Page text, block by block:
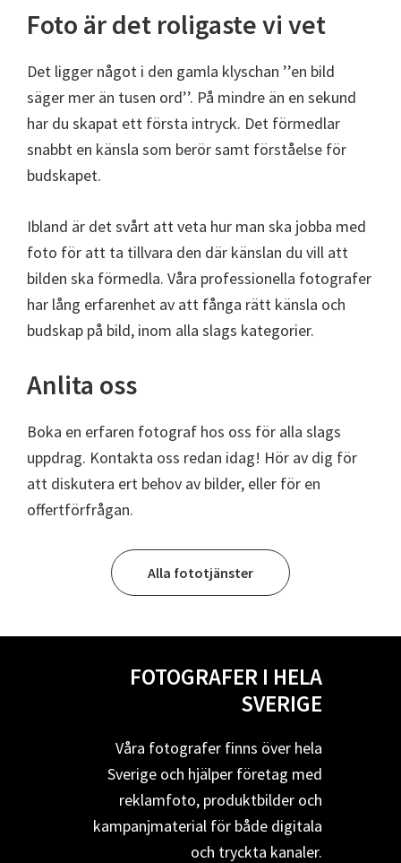
Foto är det roligaste vi vet
Det ligger något i den gamla klyschan ’’en bild
säger mer än tusen ord’’. På mindre än en sekund
har du skapat ett första intryck. Det förmedlar
snabbt en känsla som berör samt förståelse för
budskapet.
Ibland är det svårt att veta hur man ska jobba med
foto för att ta tillvara den där känslan du vill att
bilden ska förmedla. Våra professionella fotografer
har lång erfarenhet av att fånga rätt känsla och
budskap på bild, inom alla slags kategorier.
Anlita oss
Boka en erfaren fotograf hos oss för alla slags
uppdrag. Kontakta oss redan idag! Hör av dig för
att diskutera ert behov av bilder, eller för en
offertförfrågan.
Alla fototjänster
FOTOGRAFER I HELA
SVERIGE
Våra fotografer finns över hela
Sverige och hjälper företag med
reklamfoto, produktbilder och
kampanjmaterial för både digitala
och tryckta kanaler.